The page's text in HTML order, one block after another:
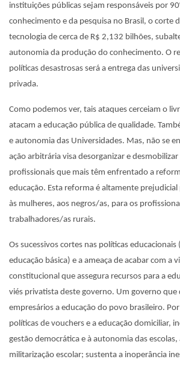
instituições públicas sejam responsáveis por
conhecimento e da pesquisa no Brasil, o corte
tecnologia de cerca de R$ 2,132 bilhões,
autonomia da produção do conhecimento. O
políticas desastrosas será a entrega das
privada.
Como podemos ver, tais ataques cerceiam o
atacam a educação pública de qualidade.
e autonomia das Universidades. Mas, não se
ação arbitrária visa desorganizar e
profissionais que mais têm enfrentado a
educação. Esta reforma é altamente prejudicial
às mulheres, aos negros/as, para os
trabalhadores/as rurais.
Os sucessivos cortes nas políticas
educação básica) e a ameaça de acabar com a
constitucional que assegura recursos para a
viés privatista deste governo. Um governo que
empresários a educação do povo brasileiro.
políticas de vouchers e a educação domiciliar,
gestão democrática e à autonomia das escolas,
militarização escolar; sustenta a inoperância